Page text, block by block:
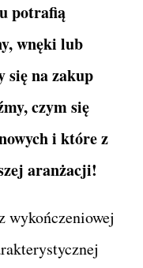
potrafią
wnęki lub
się na zakup
czym się
i które z
aranżacji!
wykończeniowej